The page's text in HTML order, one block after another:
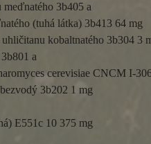
3b405 a
(tuhá látka) 3b413 64 mg
kobaltnatého 3b304 3
a
cerevisiae CNCM I-
3b202 1 mg
E551c 10 375 mg